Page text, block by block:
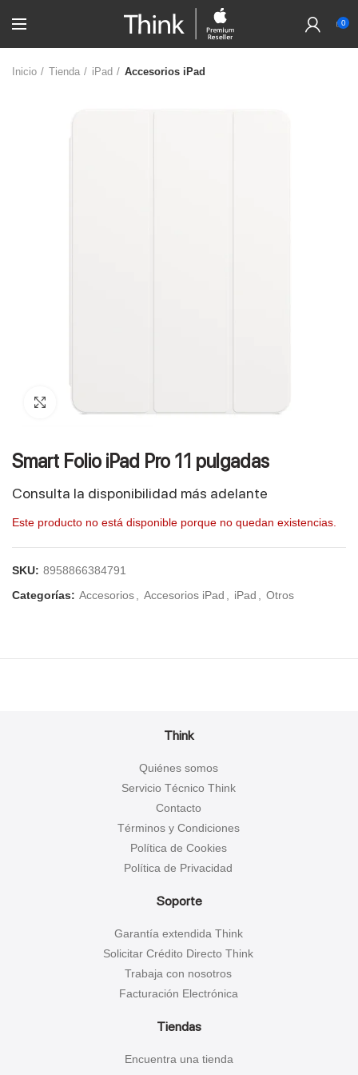
0
Inicio Tienda iPad Accesorios iPad
Click to enlarge
Smart Folio iPad Pro 11 pulgadas
Consulta la disponibilidad más adelante
Este producto no está disponible porque no quedan existencias.
SKU: 8958866384791
Categorías: Accesorios Accesorios iPad iPad Otros
Think
Quiénes somos
Servicio Técnico Think
Contacto
Términos y Condiciones
Política de Cookies
Política de Privacidad
Soporte
Garantía extendida Think
Solicitar Crédito Directo Think
Trabaja con nosotros
Facturación Electrónica
Tiendas
Encuentra una tienda